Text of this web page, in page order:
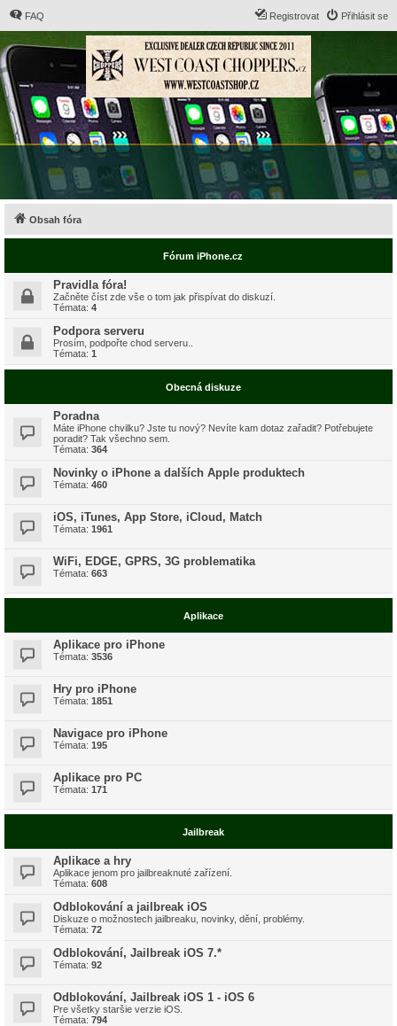
FAQ Přihlásit se
Registrovat
Obsah fóra
Fórum iPhone.cz
Pravidla fóra!
Začněte číst zde vše o tom jak přispívat do diskuzí.
Témata: 4
Podpora serveru
Prosím, podpořte chod serveru..
Témata: 1
Obecná diskuze
Poradna
Máte iPhone chvilku? Jste tu nový? Nevíte kam dotaz zařadit? Potřebujete
poradit? Tak všechno sem.
Témata: 364
Novinky o iPhone a dalších Apple produktech
Témata: 460
iOS, iTunes, App Store, iCloud, Match
Témata: 1961
WiFi, EDGE, GPRS, 3G problematika
Témata: 663
Aplikace
Aplikace pro iPhone
Témata: 3536
Hry pro iPhone
Témata: 1851
Navigace pro iPhone
Témata: 195
Aplikace pro PC
Témata: 171
Jailbreak
Aplikace a hry
Aplikace jenom pro jailbreaknuté zařízení.
Témata: 608
Odblokování a jailbreak iOS
Diskuze o možnostech jailbreaku, novinky, dění, problémy.
Témata: 72
Odblokování, Jailbreak iOS 7.*
Témata: 92
Odblokování, Jailbreak iOS 1 - iOS 6
Pre všetky staršie verzie iOS.
Témata: 794